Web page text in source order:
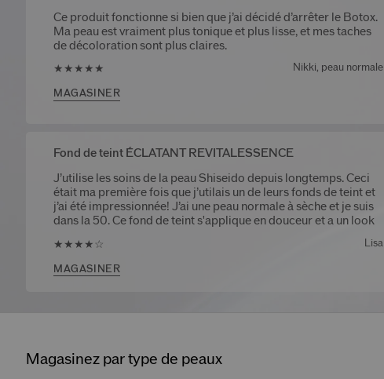
Ce produit fonctionne si bien que j’ai décidé d’arrêter le Botox.
Ma peau est vraiment plus tonique et plus lisse, et mes taches
de décoloration sont plus claires.
★★★★★
Nikki, peau normale
MAGASINER
Fond de teint ÉCLATANT REVITALESSENCE
J’utilise les soins de la peau Shiseido depuis longtemps. Ceci
était ma première fois que j’utilais un de leurs fonds de teint et
j’ai été impressionnée! J’ai une peau normale à sèche et je suis
dans la 50. Ce fond de teint s'applique en douceur et a un look
fini est lumineux et donne un éclat naturel à la peau avec la
bonne couvrance.
★★★★☆ Lisa
MAGASINER
Magasinez par type de peaux